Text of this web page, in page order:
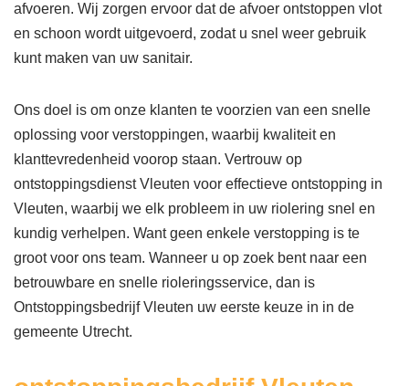
afvoeren. Wij zorgen ervoor dat de afvoer ontstoppen vlot
en schoon wordt uitgevoerd, zodat u snel weer gebruik
kunt maken van uw sanitair.
Ons doel is om onze klanten te voorzien van een snelle
oplossing voor verstoppingen, waarbij kwaliteit en
klanttevredenheid voorop staan. Vertrouw op
ontstoppingsdienst Vleuten voor effectieve ontstopping in
Vleuten, waarbij we elk probleem in uw riolering snel en
kundig verhelpen. Want geen enkele verstopping is te
groot voor ons team. Wanneer u op zoek bent naar een
betrouwbare en snelle rioleringsservice, dan is
Ontstoppingsbedrijf Vleuten uw eerste keuze in in de
gemeente Utrecht.